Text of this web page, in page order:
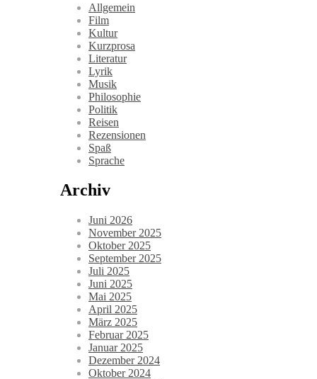
Allgemein
Film
Kultur
Kurzprosa
Literatur
Lyrik
Musik
Philosophie
Politik
Reisen
Rezensionen
Spaß
Sprache
Archiv
Juni 2026
November 2025
Oktober 2025
September 2025
Juli 2025
Juni 2025
Mai 2025
April 2025
März 2025
Februar 2025
Januar 2025
Dezember 2024
Oktober 2024